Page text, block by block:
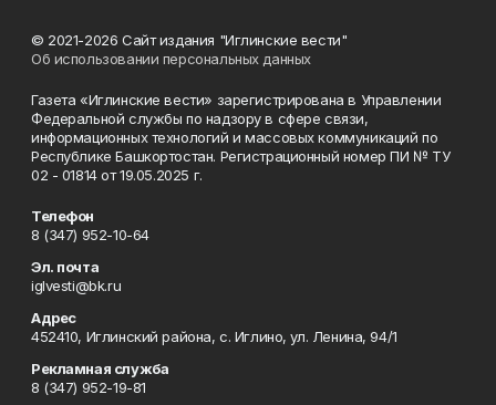
© 2021-2026 Сайт издания "Иглинские вести"
Об использовании персональных данных
Газета «Иглинские вести» зарегистрирована в Управлении
Федеральной службы по надзору в сфере связи,
информационных технологий и массовых коммуникаций по
Республике Башкортостан. Регистрационный номер ПИ № ТУ
02 - 01814 от 19.05.2025 г.
Телефон
8 (347) 952-10-64
Эл. почта
iglvesti@bk.ru
Адрес
452410, Иглинский района, с. Иглино, ул. Ленина, 94/1
Рекламная служба
8 (347) 952-19-81